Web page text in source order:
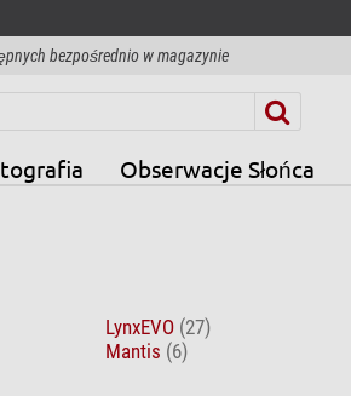
bezpośrednio w magazynie
Obserwacje Słońca
LynxEVO (27)
Mantis (6)